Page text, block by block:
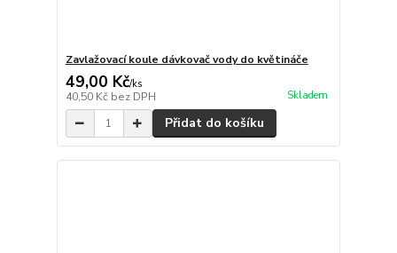
Zavlažovací koule dávkovač vody do květináče
49,00 Kč/ks
40,50 Kč bez DPH Skladem
Přidat do košíku